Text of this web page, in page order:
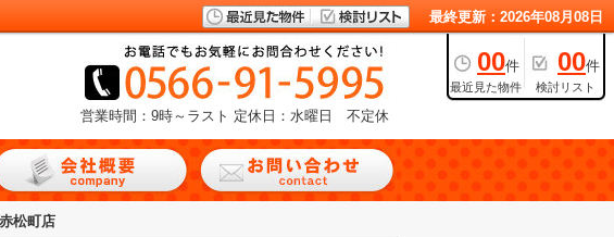
最終更新：2026年08月08日
00件
最近見た物件
00件
検討リスト
営業時間：9時～ラスト 定休日：水曜日 不定休
松町店